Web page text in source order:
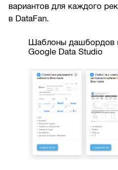
вариантов для каждого
в DataFan.
Шаблоны дашбордов
Google Data Studio